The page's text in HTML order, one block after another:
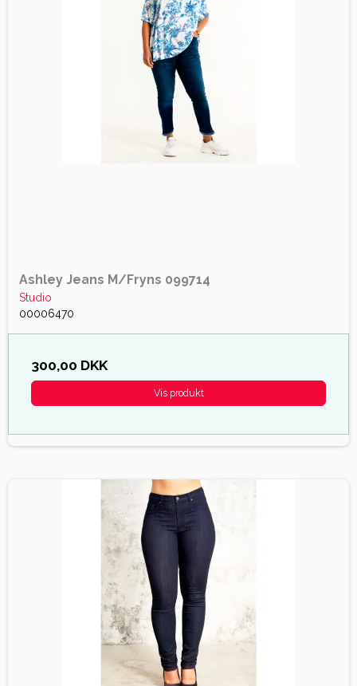
Ashley Jeans M/Fryns 099714
Studio
00006470
300,00 DKK
Vis produkt